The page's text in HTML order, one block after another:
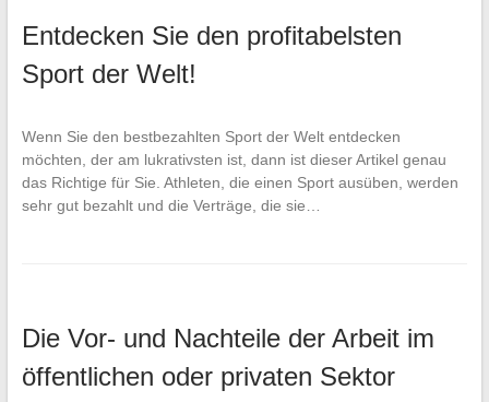
Entdecken Sie den profitabelsten
Sport der Welt!
Wenn Sie den bestbezahlten Sport der Welt entdecken
möchten, der am lukrativsten ist, dann ist dieser Artikel genau
das Richtige für Sie. Athleten, die einen Sport ausüben, werden
sehr gut bezahlt und die Verträge, die sie…
Die Vor- und Nachteile der Arbeit im
öffentlichen oder privaten Sektor